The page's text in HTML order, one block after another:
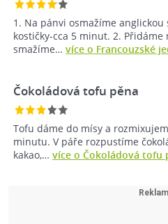
1. Na pánvi osmažíme
kostičky-cca 5 minut. 2. Přidáme
smažíme… více o Francouzské
Čokoládová tofu pěna
Tofu dáme do mísy a
minutu. V páře rozpustíme
kakao,… více o Čokoládová tofu